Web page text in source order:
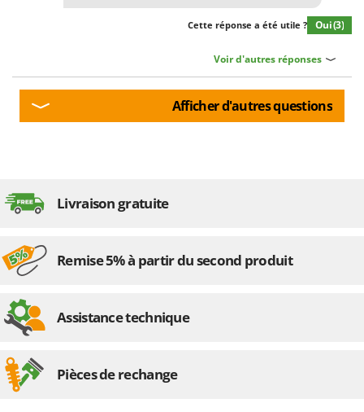
Cette réponse a été utile ? Oui(3)
Voir d'autres réponses
Afficher d'autres questions
Livraison gratuite
Remise 5% à partir du second produit
Assistance technique
Pièces de rechange